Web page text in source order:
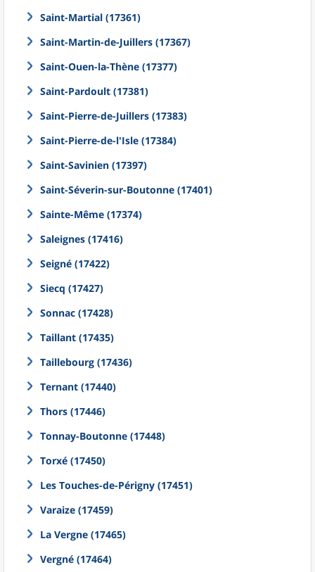
Saint-Martial (17361)
Saint-Martin-de-Juillers (17367)
Saint-Ouen-la-Thène (17377)
Saint-Pardoult (17381)
Saint-Pierre-de-Juillers (17383)
Saint-Pierre-de-l'Isle (17384)
Saint-Savinien (17397)
Saint-Séverin-sur-Boutonne (17401)
Sainte-Même (17374)
Saleignes (17416)
Seigné (17422)
Siecq (17427)
Sonnac (17428)
Taillant (17435)
Taillebourg (17436)
Ternant (17440)
Thors (17446)
Tonnay-Boutonne (17448)
Torxé (17450)
Les Touches-de-Périgny (17451)
Varaize (17459)
La Vergne (17465)
Vergné (17464)